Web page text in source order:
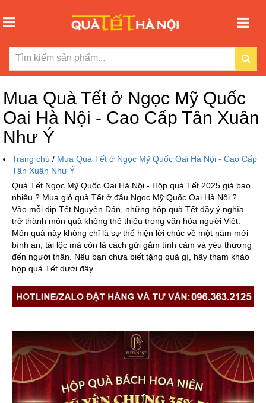
Mua Quà Tết ở Ngọc Mỹ Quốc
Oai Hà Nội - Cao Cấp Tân Xuân
Như Ý
Trang chủ / Mua Quà Tết ở Ngọc Mỹ Quốc Oai Hà Nội - Cao Cấp
Tân Xuân Như Ý
Quà Tết Ngọc Mỹ Quốc Oai Hà Nội - Hộp quà Tết 2025 giá bao
nhiêu ? Mua giỏ quà Tết ở đâu Ngọc Mỹ Quốc Oai Hà Nội ?
Vào mỗi dịp Tết Nguyên Đán, những hộp quà Tết đầy ý nghĩa
trở thành món quà không thể thiếu trong văn hóa người Việt.
Món quà này không chỉ là sự thể hiện lời chúc về một năm mới
bình an, tài lộc mà còn là cách gửi gắm tình cảm và yêu thương
đến người thân. Nếu bạn chưa biết tặng quà gì, hãy tham khảo
hộp quà Tết dưới đây.